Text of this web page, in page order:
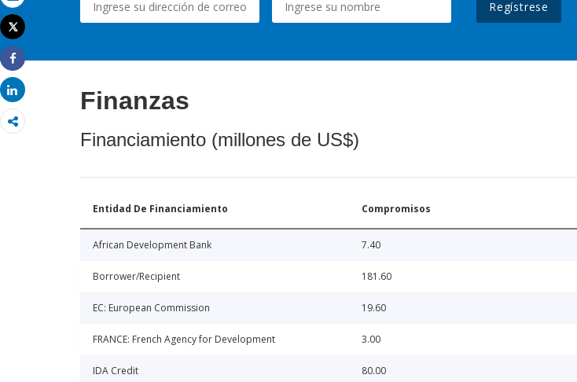
Correo electrónico
Imprimir
Tweet
Share
Share
Regístrese
Finanzas
Financiamiento (millones de US$)
Entidad De Financiamiento Compromisos
African Development Bank 7.40
Borrower/Recipient 181.60
EC: European Commission 19.60
FRANCE: French Agency for Development 3.00
IDA Credit 80.00